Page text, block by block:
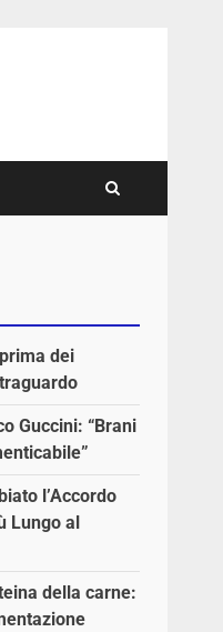
dei
Guccini: “Brani
l’Accordo
Lungo al
della carne: